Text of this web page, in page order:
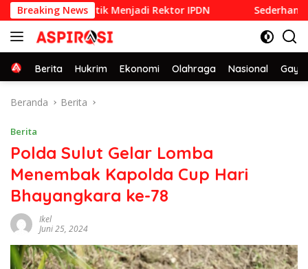
Langsung
ke
konten
Breaking News
yang Dilantik Menjadi Rektor IPDN Sederhana dan
Home
Berita Hukrim Ekonomi Olahraga Nasional Gaya
Beranda Berita
Berita
Polda Sulut Gelar Lomba
Menembak Kapolda Cup Hari
Bhayangkara ke-78
Ikel
Juni 25, 2024